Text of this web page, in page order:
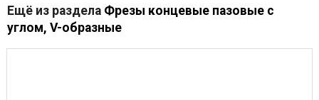
Ещё из раздела Фрезы концевые пазовые с
углом, V-образные